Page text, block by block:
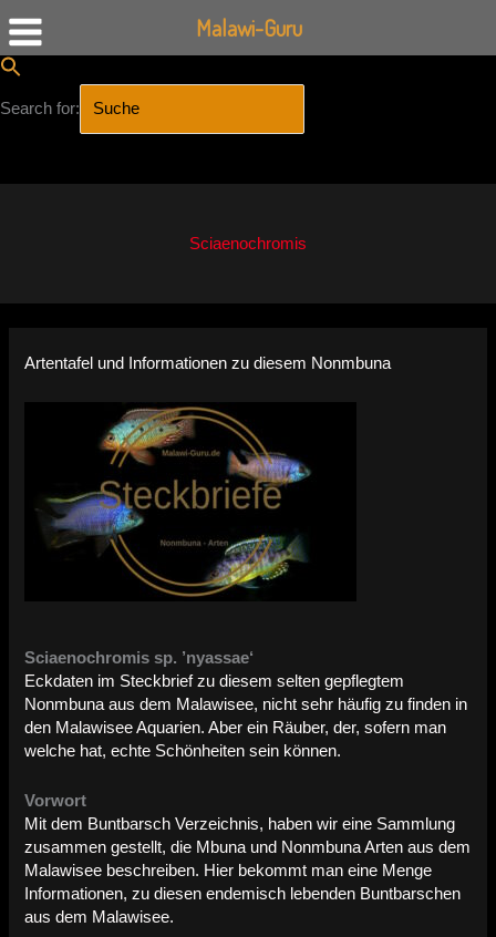
Search for:
Sciaenochromis
Artentafel und Informationen zu diesem Nonmbuna
Sciaenochromis sp. ’nyassae‘
Eckdaten im Steckbrief zu diesem selten gepflegtem
Nonmbuna aus dem Malawisee, nicht sehr häufig zu finden in
den Malawisee Aquarien. Aber ein Räuber, der, sofern man
welche hat, echte Schönheiten sein können.
Vorwort
Mit dem Buntbarsch Verzeichnis, haben wir eine Sammlung
zusammen gestellt, die Mbuna und Nonmbuna Arten aus dem
Malawisee beschreiben. Hier bekommt man eine Menge
Informationen, zu diesen endemisch lebenden Buntbarschen
aus dem Malawisee.
Malawi-Guru